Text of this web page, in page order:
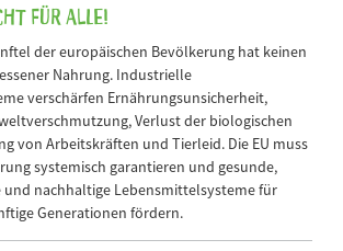
für alle!
der europäischen Bevölkerung hat keinen
Nahrung. Industrielle
verschärfen Ernährungsunsicherheit,
Verlust der biologischen
von Arbeitskräften und Tierleid. Die EU muss
systemisch garantieren und gesunde,
und nachhaltige Lebensmittelsysteme für
Generationen fördern.